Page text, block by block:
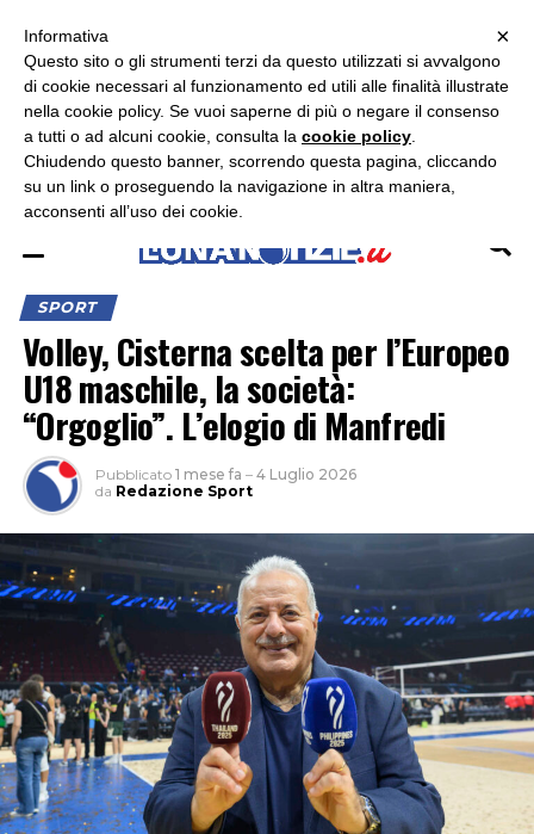
ASCOLTA RADIO LUNA
SPORT
Volley, Cisterna scelta per l’Europeo
U18 maschile, la società:
“Orgoglio”. L’elogio di Manfredi
Pubblicato 1 mese fa – 4 Luglio 2026
da Redazione Sport
×
×
Informativa
Questo sito o gli strumenti terzi da questo utilizzati si avvalgono
di cookie necessari al funzionamento ed utili alle finalità illustrate
nella cookie policy. Se vuoi saperne di più o negare il consenso
a tutti o ad alcuni cookie, consulta la cookie policy
Chiudendo questo banner, scorrendo questa pagina, cliccando
su un link o proseguendo la navigazione in altra maniera,
acconsenti all’uso dei cookie.